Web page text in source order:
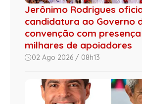
Jerônimo Rodrigues
candidatura ao Governo
convenção com
milhares de apoiadores
02 Ago 2026 / 08h13